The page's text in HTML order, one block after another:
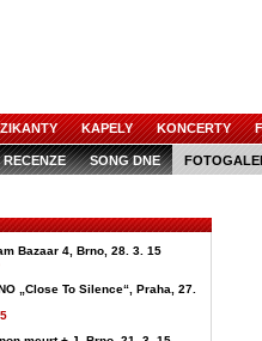
KAPELY KONCERTY
RECENZE SONG DNE
Bazaar 4, Brno, 28. 3. 15
„Close To Silence“, Praha, 27.